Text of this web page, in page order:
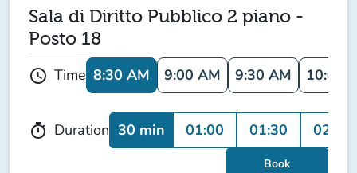
Sala di Diritto Pubblico 2 piano -
Posto 18
schedule Time 8:30 AM 9:00 AM 9:30 AM 10:00
timer Duration 30 min 01:00 01:30 02:00
Book